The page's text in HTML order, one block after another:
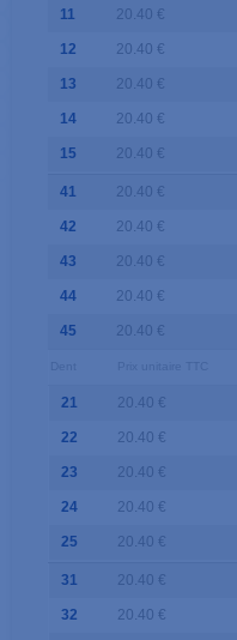
11 20.40 €
12 20.40 €
13 20.40 €
14 20.40 €
15 20.40 €
41 20.40 €
42 20.40 €
43 20.40 €
44 20.40 €
45 20.40 €
21 20.40 €
22 20.40 €
23 20.40 €
24 20.40 €
25 20.40 €
31 20.40 €
32 20.40 €